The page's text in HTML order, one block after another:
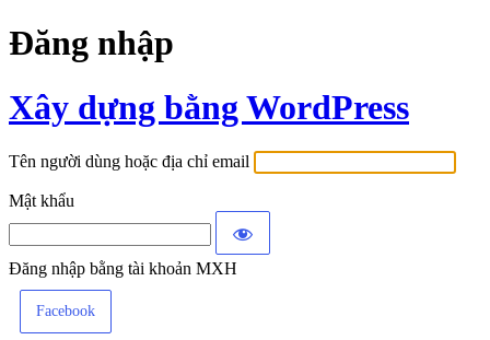
Đăng nhập
Xây dựng bằng WordPress
Tên người dùng hoặc địa chỉ email
Mật khẩu
Đăng nhập bằng tài khoản MXH
Facebook